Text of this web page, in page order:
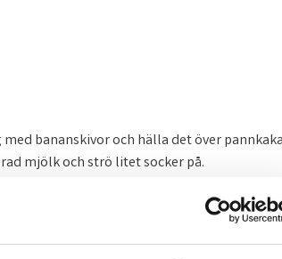
bananskivor och hälla det över
mjölk och strö litet socker på.